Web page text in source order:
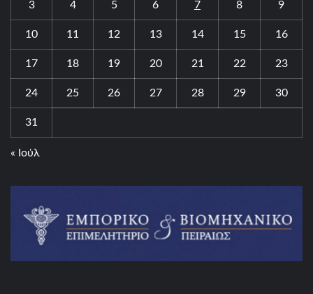
3 4 5 6 7 8 9
10 11 12 13 14 15 16
17 18 19 20 21 22 23
24 25 26 27 28 29 30
31
« Ιούλ